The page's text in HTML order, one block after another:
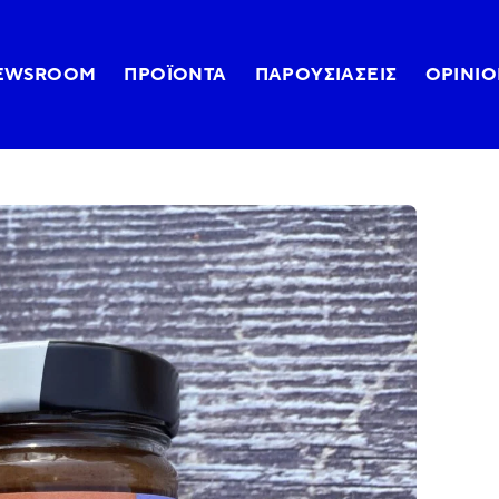
ΠΡΟΪΌΝΤΑ ΠΑΡΟΥΣΙΆΣΕΙΣ